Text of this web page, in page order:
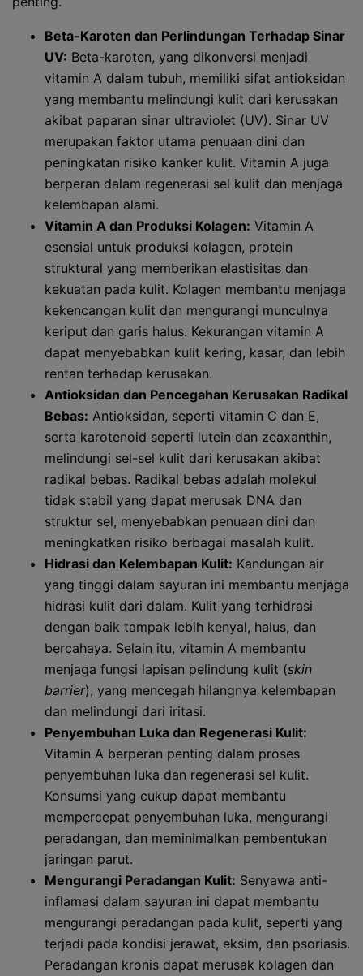
Beta-Karoten dan Perlindungan Terhadap Sinar
UV: Beta-karoten, yang dikonversi menjadi
vitamin A dalam tubuh, memiliki sifat antioksidan
yang membantu melindungi kulit dari kerusakan
akibat paparan sinar ultraviolet (UV). Sinar UV
merupakan faktor utama penuaan dini dan
peningkatan risiko kanker kulit. Vitamin A juga
berperan dalam regenerasi sel kulit dan menjaga
kelembapan alami.
Vitamin A dan Produksi Kolagen: Vitamin A
esensial untuk produksi kolagen, protein
struktural yang memberikan elastisitas dan
kekuatan pada kulit. Kolagen membantu menjaga
kekencangan kulit dan mengurangi munculnya
keriput dan garis halus. Kekurangan vitamin A
dapat menyebabkan kulit kering, kasar, dan lebih
rentan terhadap kerusakan.
Antioksidan dan Pencegahan Kerusakan Radikal
Bebas: Antioksidan, seperti vitamin C dan E,
serta karotenoid seperti lutein dan zeaxanthin,
melindungi sel-sel kulit dari kerusakan akibat
radikal bebas. Radikal bebas adalah molekul
tidak stabil yang dapat merusak DNA dan
struktur sel, menyebabkan penuaan dini dan
meningkatkan risiko berbagai masalah kulit.
Hidrasi dan Kelembapan Kulit: Kandungan air
yang tinggi dalam sayuran ini membantu menjaga
hidrasi kulit dari dalam. Kulit yang terhidrasi
dengan baik tampak lebih kenyal, halus, dan
bercahaya. Selain itu, vitamin A membantu
menjaga fungsi lapisan pelindung kulit (skin
barrier), yang mencegah hilangnya kelembapan
dan melindungi dari iritasi.
Penyembuhan Luka dan Regenerasi Kulit:
Vitamin A berperan penting dalam proses
penyembuhan luka dan regenerasi sel kulit.
Konsumsi yang cukup dapat membantu
mempercepat penyembuhan luka, mengurangi
peradangan, dan meminimalkan pembentukan
jaringan parut.
Mengurangi Peradangan Kulit: Senyawa anti-
inflamasi dalam sayuran ini dapat membantu
mengurangi peradangan pada kulit, seperti yang
terjadi pada kondisi jerawat, eksim, dan psoriasis.
Peradangan kronis dapat merusak kolagen dan